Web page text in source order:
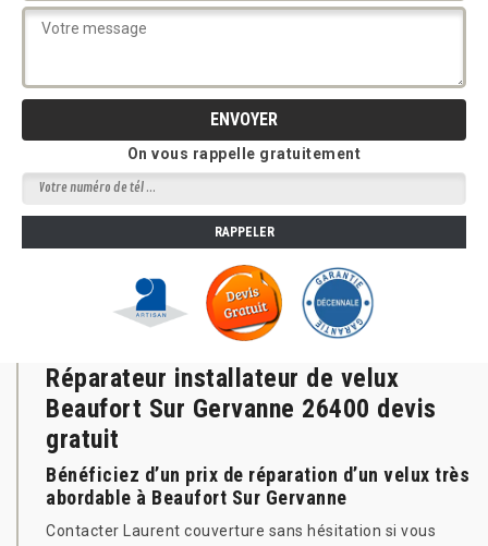
On vous rappelle gratuitement
Réparateur installateur de velux
Beaufort Sur Gervanne 26400 devis
gratuit
Bénéficiez d’un prix de réparation d’un velux très
abordable à Beaufort Sur Gervanne
Contacter Laurent couverture sans hésitation si vous